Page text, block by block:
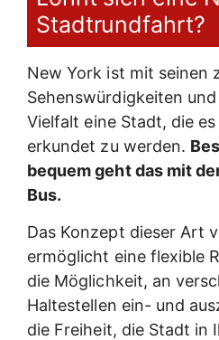
Stadtrundfahrt?
New York ist mit seinen
Sehenswürdigkeiten
Vielfalt eine Stadt, die
erkundet zu werden.
bequem geht das mit
Bus.
Das Konzept dieser Art
ermöglicht eine flexible
die Möglichkeit, an
Haltestellen ein- und
die Freiheit, die Stadt in